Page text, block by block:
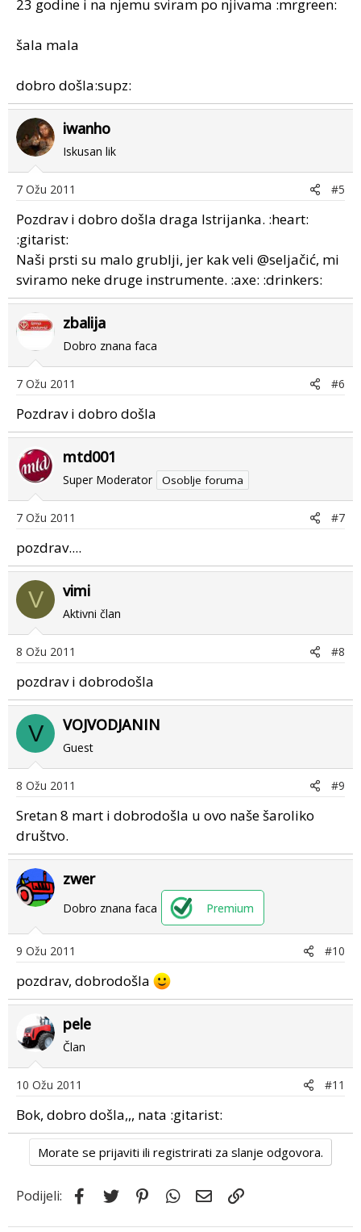
23 godine i na njemu sviram po njivama :mrgreen:
šala mala
dobro došla:supz:
iwanho
Iskusan lik
7 Ožu 2011 #5
Pozdrav i dobro došla draga Istrijanka. :heart:
:gitarist:
Naši prsti su malo grublji, jer kak veli @seljačić, mi
sviramo neke druge instrumente. :axe: :drinkers:
zbalija
Dobro znana faca
7 Ožu 2011 #6
Pozdrav i dobro došla
mtd001
Super Moderator Osoblje foruma
7 Ožu 2011 #7
pozdrav....
V vimi
Aktivni član
8 Ožu 2011 #8
pozdrav i dobrodošla
V VOJVODJANIN
Guest
8 Ožu 2011 #9
Sretan 8 mart i dobrodošla u ovo naše šaroliko
društvo.
zwer
Dobro znana faca Premium
9 Ožu 2011 #10
pozdrav, dobrodošla
pele
Član
10 Ožu 2011 #11
Bok, dobro došla,,, nata :gitarist:
Morate se prijaviti ili registrirati za slanje odgovora.
Podijeli: Facebook
Twitter PinterestWhatsApp
Email